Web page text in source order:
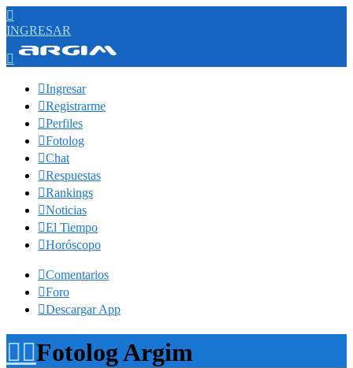

INGRESAR

Ingresar
Registrarme
Perfiles
Fotolog
Chat
Respuestas
Rankings
Noticias
El Tiempo
Horóscopo
Comentarios
Foro
Descargar App
Fotolog Argim